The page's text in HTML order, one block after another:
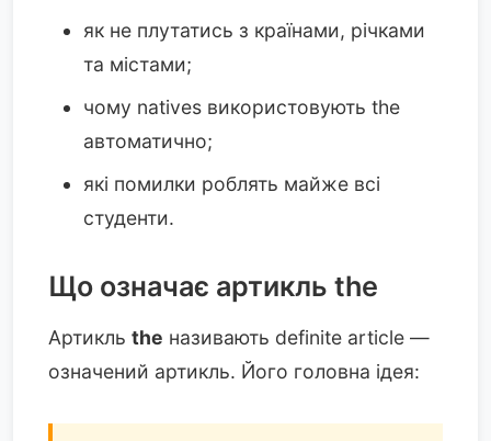
як не плутатись з країнами, річками
та містами;
чому natives використовують the
автоматично;
які помилки роблять майже всі
студенти.
Що означає артикль the
Артикль the називають definite article —
означений артикль. Його головна ідея: